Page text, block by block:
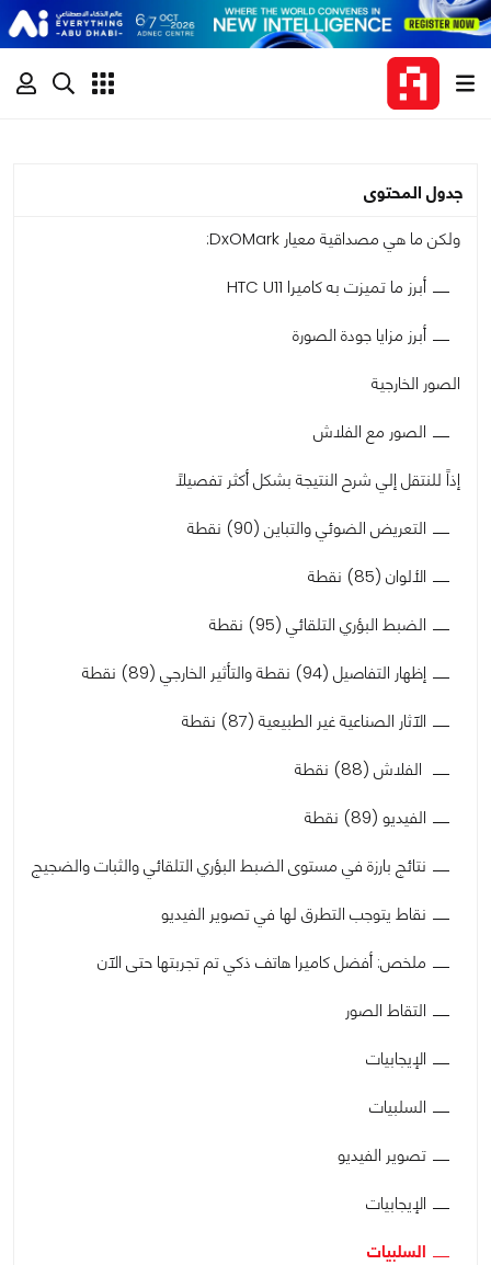
جدول المحتوى
ولكن ما هي مصداقية معيار DxOMark:
أبرز ما تميزت به كاميرا HTC U11
أبرز مزايا جودة الصورة
الصور الخارجية
الصور مع الفلاش
إذاً للنتقل إلي شرح النتيجة بشكل أكثر تفصيلاً
التعريض الضوئي والتباين (90) نقطة
الألوان (85) نقطة
الضبط البؤري التلقائي (95) نقطة
إظهار التفاصيل (94) نقطة والتأثير الخارجي (89) نقطة
الآثار الصناعية غير الطبيعية (87) نقطة
الفلاش (88) نقطة
الفيديو (89) نقطة
نتائج بارزة في مستوى الضبط البؤري التلقائي والثبات والضجيج
نقاط يتوجب التطرق لها في تصوير الفيديو
ملخص: أفضل كاميرا هاتف ذكي تم تجربتها حتى الآن
التقاط الصور
الإيجابيات
السلبيات
تصوير الفيديو
الإيجابيات
السلبيات